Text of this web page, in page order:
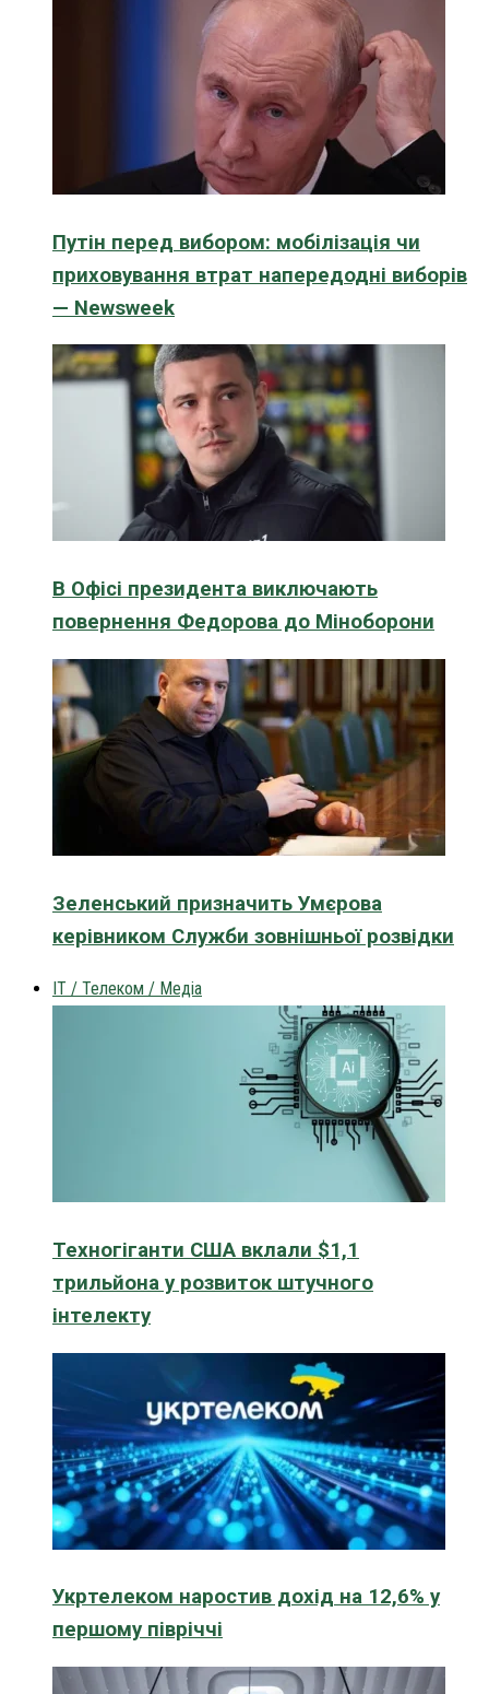
Путін перед вибором: мобілізація чи
приховування втрат напередодні виборів
— Newsweek
В Офісі президента виключають
повернення Федорова до Міноборони
Зеленський призначить Умєрова
керівником Служби зовнішньої розвідки
IT / Телеком / Медіа
Техногіганти США вклали $1,1
трильйона у розвиток штучного
інтелекту
Укртелеком наростив дохід на 12,6% у
першому півріччі